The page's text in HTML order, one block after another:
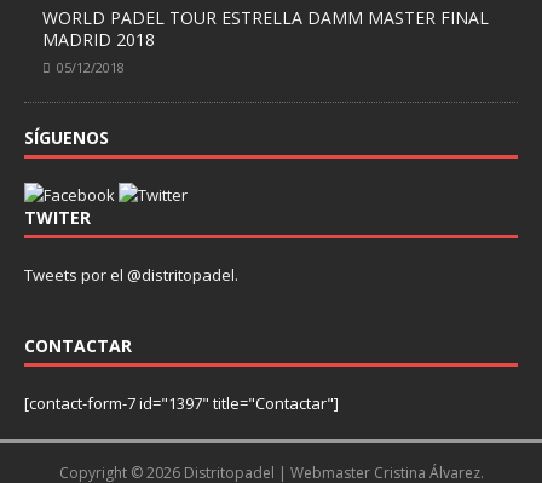
WORLD PADEL TOUR ESTRELLA DAMM MASTER FINAL
MADRID 2018
05/12/2018
SÍGUENOS
TWITER
Tweets por el @distritopadel.
CONTACTAR
[contact-form-7 id="1397" title="Contactar"]
Copyright © 2026 Distritopadel | Webmaster Cristina Álvarez.